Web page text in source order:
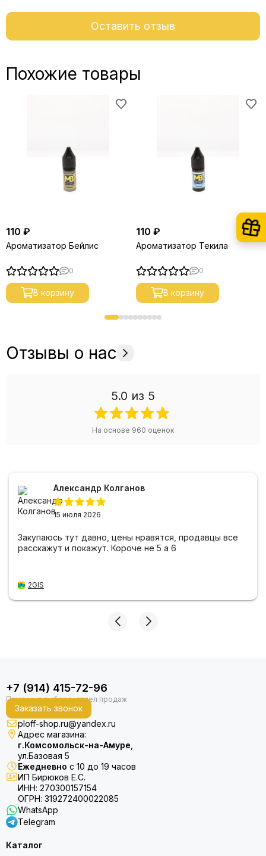
Оставить отзыв
Похожие товары
110 ₽
Ароматизатор Бейлис
0
В корзину
110 ₽
Ароматизатор Текила
0
В корзину
Отзывы о нас
5.0 из 5
На основе 960 оценок
Александр Колганов
15 июля 2026
Закупаюсь тут давно, цены нравятся, продавцы все
расскажут и покажут. Короче не 5 а 6
2GIS
+7 (914) 415-72-96
Заказать звонок
ploff-shop.ru@yandex.ru
Адрес магазина:
г.Комсомольск-на-Амуре
ул.Базовая 5
Ежедневно с 10 до 19 часов
ИП Бирюков Е.С.
ИНН: 270300157154
ОГРН: 319272400022085
WhatsApp
Telegram
Каталог